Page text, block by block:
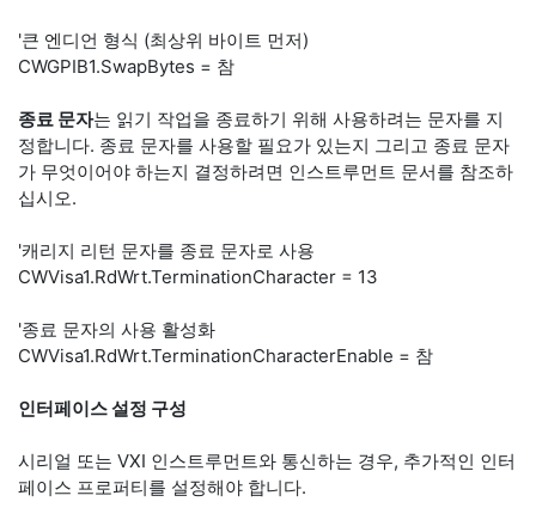
'큰 엔디언 형식 (최상위 바이트 먼저)
CWGPIB1.SwapBytes = 참
종료 문자는 읽기 작업을 종료하기 위해 사용하려는 문자를 지
정합니다. 종료 문자를 사용할 필요가 있는지 그리고 종료 문자
가 무엇이어야 하는지 결정하려면 인스트루먼트 문서를 참조하
십시오.
'캐리지 리턴 문자를 종료 문자로 사용
CWVisa1.RdWrt.TerminationCharacter = 13
'종료 문자의 사용 활성화
CWVisa1.RdWrt.TerminationCharacterEnable = 참
인터페이스 설정 구성
시리얼 또는 VXI 인스트루먼트와 통신하는 경우, 추가적인 인터
페이스 프로퍼티를 설정해야 합니다.